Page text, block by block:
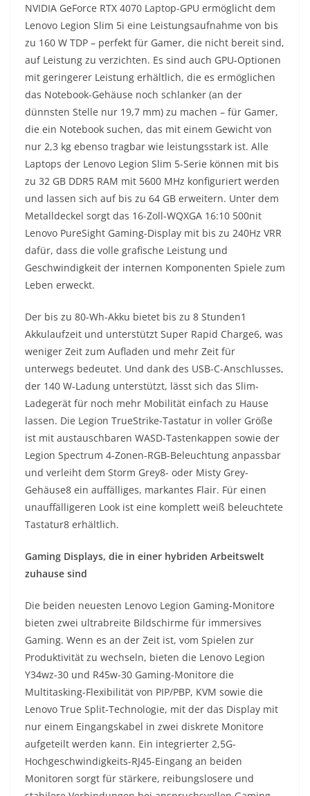
NVIDIA GeForce RTX 4070 Laptop-GPU ermöglicht dem
Lenovo Legion Slim 5i eine Leistungsaufnahme von bis
zu 160 W TDP – perfekt für Gamer, die nicht bereit sind,
auf Leistung zu verzichten. Es sind auch GPU-Optionen
mit geringerer Leistung erhältlich, die es ermöglichen
das Notebook-Gehäuse noch schlanker (an der
dünnsten Stelle nur 19,7 mm) zu machen – für Gamer,
die ein Notebook suchen, das mit einem Gewicht von
nur 2,3 kg ebenso tragbar wie leistungsstark ist. Alle
Laptops der Lenovo Legion Slim 5-Serie können mit bis
zu 32 GB DDR5 RAM mit 5600 MHz konfiguriert werden
und lassen sich auf bis zu 64 GB erweitern. Unter dem
Metalldeckel sorgt das 16-Zoll-WQXGA 16:10 500nit
Lenovo PureSight Gaming-Display mit bis zu 240Hz VRR
dafür, dass die volle grafische Leistung und
Geschwindigkeit der internen Komponenten Spiele zum
Leben erweckt.
Der bis zu 80-Wh-Akku bietet bis zu 8 Stunden1
Akkulaufzeit und unterstützt Super Rapid Charge6, was
weniger Zeit zum Aufladen und mehr Zeit für
unterwegs bedeutet. Und dank des USB-C-Anschlusses,
der 140 W-Ladung unterstützt, lässt sich das Slim-
Ladegerät für noch mehr Mobilität einfach zu Hause
lassen. Die Legion TrueStrike-Tastatur in voller Größe
ist mit austauschbaren WASD-Tastenkappen sowie der
Legion Spectrum 4-Zonen-RGB-Beleuchtung anpassbar
und verleiht dem Storm Grey8- oder Misty Grey-
Gehäuse8 ein auffälliges, markantes Flair. Für einen
unauffälligeren Look ist eine komplett weiß beleuchtete
Tastatur8 erhältlich.
Gaming Displays, die in einer hybriden Arbeitswelt
zuhause sind
Die beiden neuesten Lenovo Legion Gaming-Monitore
bieten zwei ultrabreite Bildschirme für immersives
Gaming. Wenn es an der Zeit ist, vom Spielen zur
Produktivität zu wechseln, bieten die Lenovo Legion
Y34wz-30 und R45w-30 Gaming-Monitore die
Multitasking-Flexibilität von PIP/PBP, KVM sowie die
Lenovo True Split-Technologie, mit der das Display mit
nur einem Eingangskabel in zwei diskrete Monitore
aufgeteilt werden kann. Ein integrierter 2,5G-
Hochgeschwindigkeits-RJ45-Eingang an beiden
Monitoren sorgt für stärkere, reibungslosere und